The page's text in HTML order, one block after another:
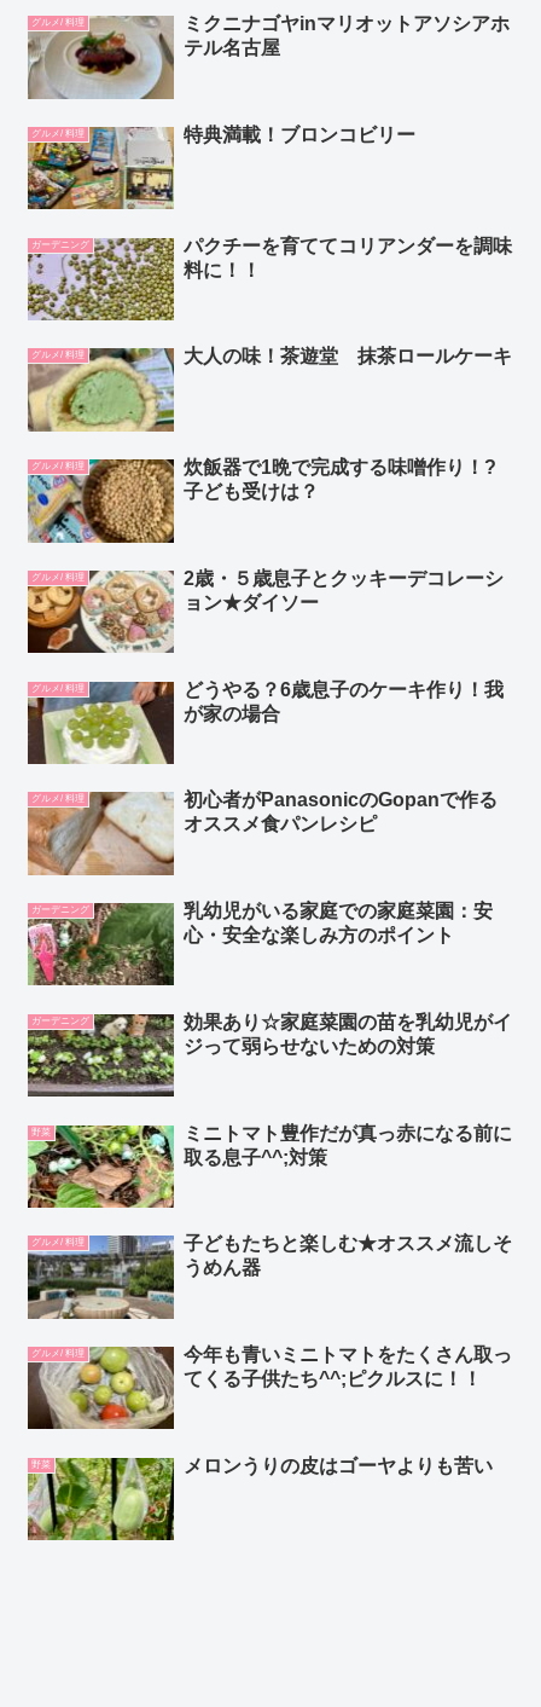
グルメ/ 料理
ミクニナゴヤinマリオットアソシアホ
テル名古屋
グルメ/ 料理 特典満載！ブロンコビリー
ガーデニング
パクチーを育ててコリアンダーを調味
料に！！
グルメ/ 料理 大人の味！茶遊堂 抹茶ロールケーキ
グルメ/ 料理
炊飯器で1晩で完成する味噌作り！?
子ども受けは？
グルメ/ 料理
2歳・５歳息子とクッキーデコレーシ
ョン★ダイソー
グルメ/ 料理
どうやる？6歳息子のケーキ作り！我
が家の場合
グルメ/ 料理
初心者がPanasonicのGopanで作る
オススメ食パンレシピ
ガーデニング
乳幼児がいる家庭での家庭菜園：安
心・安全な楽しみ方のポイント
ガーデニング
効果あり☆家庭菜園の苗を乳幼児がイ
ジって弱らせないための対策
野菜
ミニトマト豊作だが真っ赤になる前に
取る息子^^;対策
グルメ/ 料理
子どもたちと楽しむ★オススメ流しそ
うめん器
グルメ/ 料理
今年も青いミニトマトをたくさん取っ
てくる子供たち^^;ピクルスに！！
野菜 メロンうりの皮はゴーヤよりも苦い